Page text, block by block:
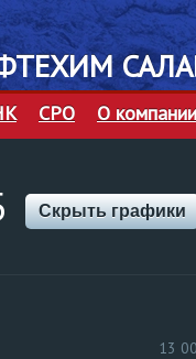
СРО О компании
Скрыть графики
13